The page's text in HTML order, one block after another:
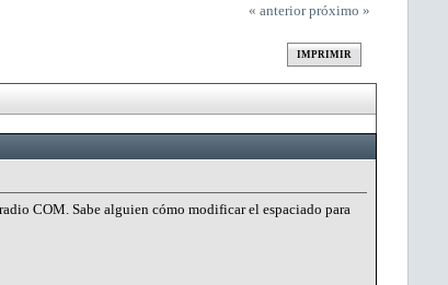
« anterior próximo »
IMPRIMIR
COM. Sabe alguien cómo modificar el espaciado para